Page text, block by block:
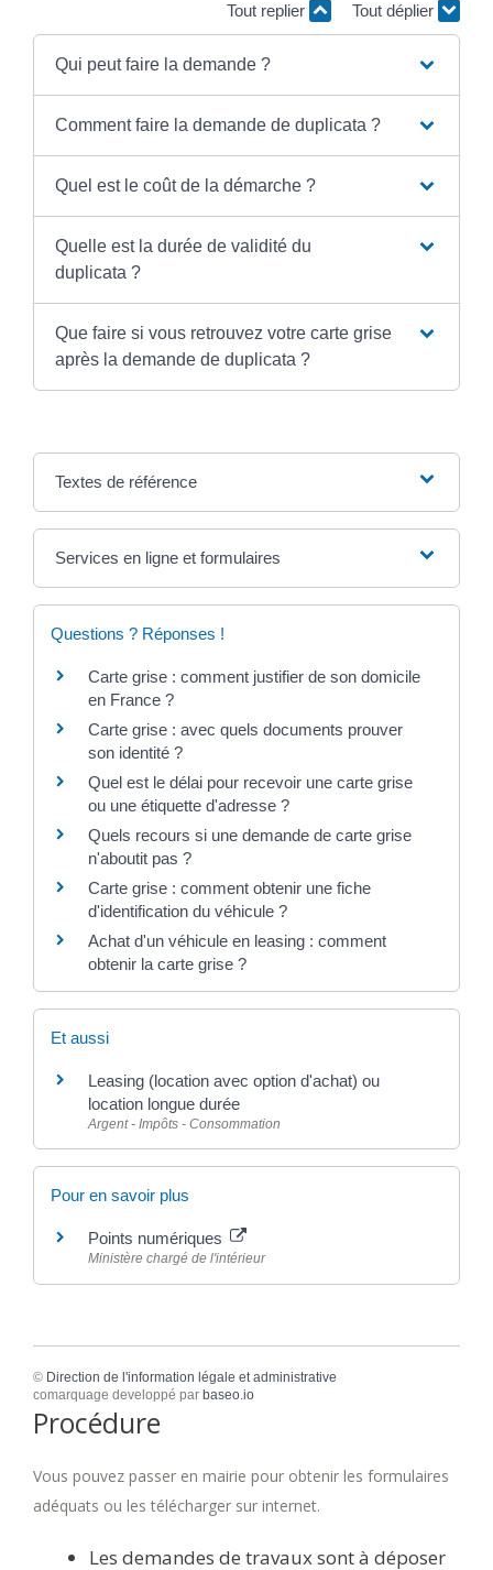
Tout replier
Tout déplier
Qui peut faire la demande ?
Comment faire la demande de duplicata ?
Quel est le coût de la démarche ?
Quelle est la durée de validité du
duplicata ?
Que faire si vous retrouvez votre carte grise
après la demande de duplicata ?
Textes de référence
Services en ligne et formulaires
Questions ? Réponses !
Carte grise : comment justifier de son domicile
en France ?
Carte grise : avec quels documents prouver
son identité ?
Quel est le délai pour recevoir une carte grise
ou une étiquette d'adresse ?
Quels recours si une demande de carte grise
n'aboutit pas ?
Carte grise : comment obtenir une fiche
d'identification du véhicule ?
Achat d'un véhicule en leasing : comment
obtenir la carte grise ?
Et aussi
Leasing (location avec option d'achat) ou
location longue durée
Argent - Impôts - Consommation
Pour en savoir plus
Points numériques
Ministère chargé de l'intérieur
© Direction de l'information légale et administrative
comarquage developpé par baseo.io
Procédure
Vous pouvez passer en mairie pour obtenir les formulaires
adéquats ou les télécharger sur internet.
Les demandes de travaux sont à déposer